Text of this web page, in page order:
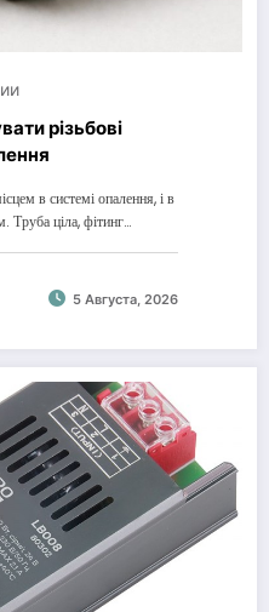
різьбові
в системі опалення, і в
Труба ціла, фітинг…
5 Августа, 2026